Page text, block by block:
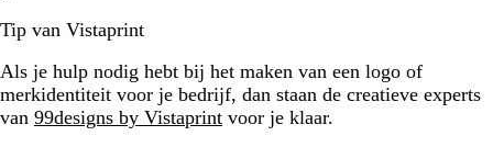
Tip van Vistaprint
Als je hulp nodig hebt bij het maken van een logo of
merkidentiteit voor je bedrijf, dan staan de creatieve experts
van 99designs by Vistaprint voor je klaar.